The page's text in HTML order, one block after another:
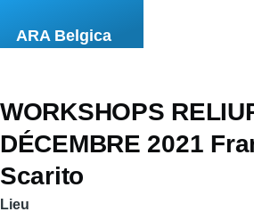
ARA Belgica
WORKSHOPS
DÉCEMBRE 2021
Scarito
Lieu